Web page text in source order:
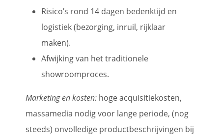
Risico’s rond 14 dagen bedenktijd en
logistiek (bezorging, inruil, rijklaar
maken).
Afwijking van het traditionele
showroomproces.
Marketing en kosten: hoge acquisitiekosten,
massamedia nodig voor lange periode, (nog
steeds) onvolledige productbeschrijvingen bij